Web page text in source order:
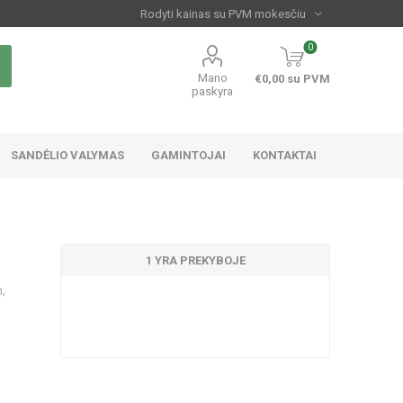
Mano
paskyra
0
€0,00 su PVM
SANDĖLIO VALYMAS GAMINTOJAI KONTAKTAI
1 YRA PREKYBOJE